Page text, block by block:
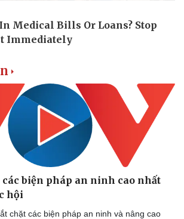
Vũ khí
Việt Nam
biện pháp an ninh cao nhất
hội
chặt các biện pháp an ninh và nâng cao